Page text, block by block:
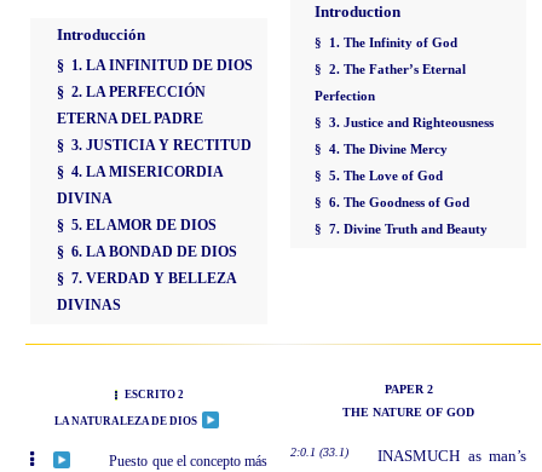
Introducción
§ 1. LA INFINITUD DE DIOS
§ 2. LA PERFECCIÓN
ETERNA DEL PADRE
§ 3. JUSTICIA Y RECTITUD
§ 4. LA MISERICORDIA
DIVINA
§ 5. EL AMOR DE DIOS
§ 6. LA BONDAD DE DIOS
§ 7. VERDAD Y BELLEZA
DIVINAS
Introduction
§ 1. The Infinity of God
§ 2. The Father’s Eternal
Perfection
§ 3. Justice and Righteousness
§ 4. The Divine Mercy
§ 5. The Love of God
§ 6. The Goodness of God
§ 7. Divine Truth and Beauty
ESCRITO 2
LA NATURALEZA DE DIOS
PAPER 2
THE NATURE OF GOD
Puesto que el concepto más
2:0.1 (33.1)
INASMUCH as man’s